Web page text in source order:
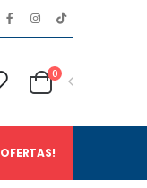
0
OFERTAS!